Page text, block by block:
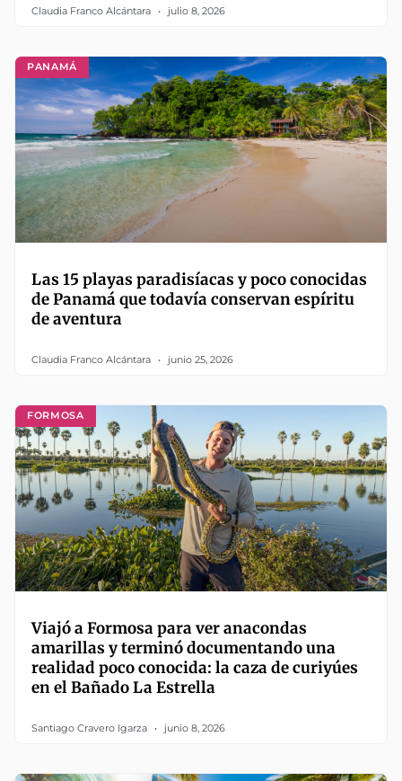
Claudia Franco Alcántara julio 8, 2026
PANAMÁ
Las 15 playas paradisíacas y poco conocidas
de Panamá que todavía conservan espíritu
de aventura
Claudia Franco Alcántara junio 25, 2026
FORMOSA
Viajó a Formosa para ver anacondas
amarillas y terminó documentando una
realidad poco conocida: la caza de curiyúes
en el Bañado La Estrella
Santiago Cravero Igarza junio 8, 2026